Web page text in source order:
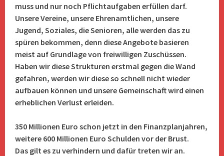
muss und nur noch Pflichtaufgaben erfüllen darf.
Unsere Vereine, unsere Ehrenamtlichen, unsere
Jugend, Soziales, die Senioren, alle werden das zu
spüren bekommen, denn diese Angebote basieren
meist auf Grundlage von freiwilligen Zuschüssen.
Haben wir diese Strukturen erstmal gegen die Wand
gefahren, werden wir diese so schnell nicht wieder
aufbauen können und unsere Gemeinschaft wird einen
erheblichen Verlust erleiden.
350 Millionen Euro schon jetzt in den Finanzplanjahren,
weitere 600 Millionen Euro Schulden vor der Brust.
Das gilt es zu verhindern und dafür treten wir an.